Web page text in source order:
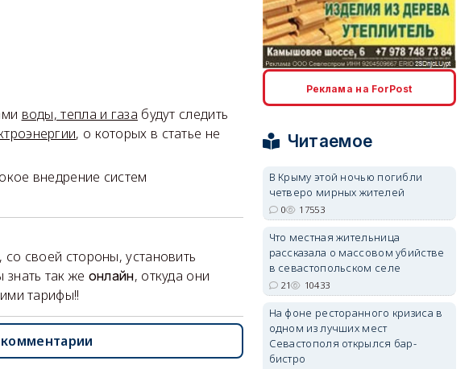
воды, тепла и газа будут следить
, о которых в статье не
внедрение систем
своей стороны, установить
так же онлайн, откуда они
тарифы!!
erid: 2SDnjcLUypt
erid: 2SDnjcrDNw6
Реклама на ForPost
Читаемое
В Крыму этой ночью погибли
четверо мирных жителей
0 17553
Что местная жительница
рассказала о массовом убийстве
в севастопольском селе
21 10433
На фоне ресторанного кризиса в
одном из лучших мест
Севастополя открылся бар-
бистро